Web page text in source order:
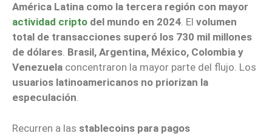
América Latina como la tercera región con mayor
actividad cripto del mundo en 2024. El volumen
total de transacciones superó los 730 mil millones
de dólares. Brasil, Argentina, México, Colombia y
Venezuela concentraron la mayor parte del flujo. Los
usuarios latinoamericanos no priorizan la
especulación.
Recurren a las stablecoins para pagos